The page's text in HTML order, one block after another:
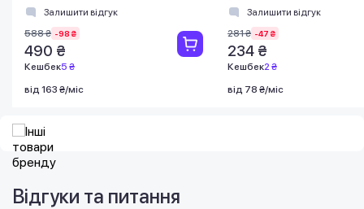
чорніЗалишити відгук
588 ₴ -98 ₴
490 ₴
Кешбек5 ₴
від 163 ₴/міс
Залишити відгук
281 ₴ -47 ₴
234 ₴
Кешбек2 ₴
від 78 ₴/міс
Відгуки та питання